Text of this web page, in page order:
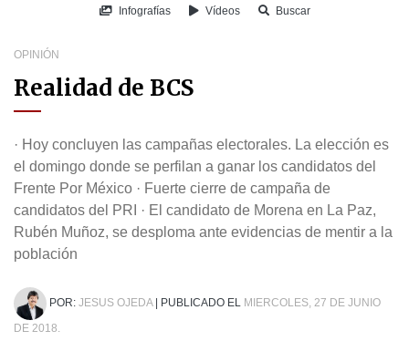
Infografías Vídeos Buscar
OPINIÓN
Realidad de BCS
· Hoy concluyen las campañas electorales. La elección es
el domingo donde se perfilan a ganar los candidatos del
Frente Por México · Fuerte cierre de campaña de
candidatos del PRI · El candidato de Morena en La Paz,
Rubén Muñoz, se desploma ante evidencias de mentir a la
población
POR: JESUS OJEDA| PUBLICADO EL MIERCOLES, 27 DE JUNIO
DE 2018.